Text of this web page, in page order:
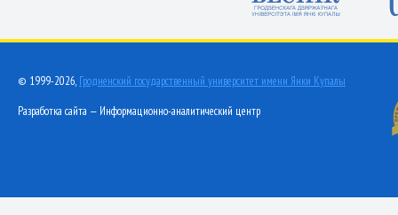
© 1999-2026, Гродненский государственный университет имени Янки Купалы
Разработка сайта — Информационно-аналитический центр